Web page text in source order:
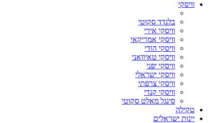
וויסקי
בלנדד סקוטי
וויסקי אירי
וויסקי אמריקאי
וויסקי הודי
וויסקי טאיוואני
וויסקי יפני
וויסקי ישראלי
וויסקי צרפתי
וויסקי קנדי
סינגל מאלט סקוטי
טקילה
יינות ישראלים